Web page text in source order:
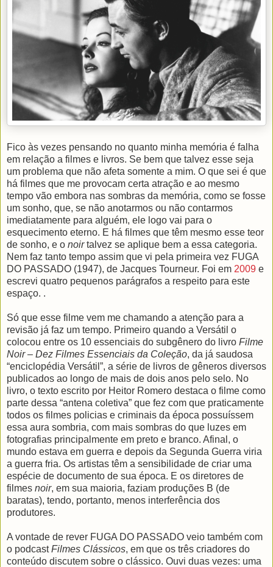
Fico às vezes pensando no quanto minha memória é falha
em relação a filmes e livros. Se bem que talvez esse seja
um problema que não afeta somente a mim. O que sei é que
há filmes que me provocam certa atração e ao mesmo
tempo vão embora nas sombras da memória, como se fosse
um sonho, que, se não anotarmos ou não contarmos
imediatamente para alguém, ele logo vai para o
esquecimento eterno. E há filmes que têm mesmo esse teor
de sonho, e o noirtalvez se aplique bem a essa categoria.
Nem faz tanto tempo assim que vi pela primeira vez FUGA
DO PASSADO (1947), de Jacques Tourneur. Foi em 2009 e
escrevi quatro pequenos parágrafos a respeito para este
espaço. .
Só que esse filme vem me chamando a atenção para a
revisão já faz um tempo. Primeiro quando a Versátil o
colocou entre os 10 essenciais do subgênero do livro Filme
Noir – Dez Filmes Essenciais da Coleção, da já saudosa
“enciclopédia Versátil”, a série de livros de gêneros diversos
publicados ao longo de mais de dois anos pelo selo. No
livro, o texto escrito por Heitor Romero destaca o filme como
parte dessa “antena coletiva” que fez com que praticamente
todos os filmes policias e criminais da época possuíssem
essa aura sombria, com mais sombras do que luzes em
fotografias principalmente em preto e branco. Afinal, o
mundo estava em guerra e depois da Segunda Guerra viria
a guerra fria. Os artistas têm a sensibilidade de criar uma
espécie de documento de sua época. E os diretores de
filmes noir, em sua maioria, faziam produções B (de
baratas), tendo, portanto, menos interferência dos
produtores.
A vontade de rever FUGA DO PASSADO veio também com
o podcastFilmes Clássicos, em que os três criadores do
conteúdo discutem sobre o clássico. Ouvi duas vezes: uma